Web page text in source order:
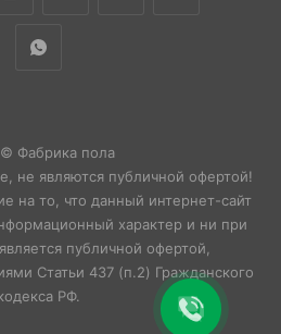
Фабрика пола
не являются публичной офертой!
на то, что данный интернет-сайт
характер и ни при
публичной офертой,
Статьи 437 (п.2) Гражданского
РФ.